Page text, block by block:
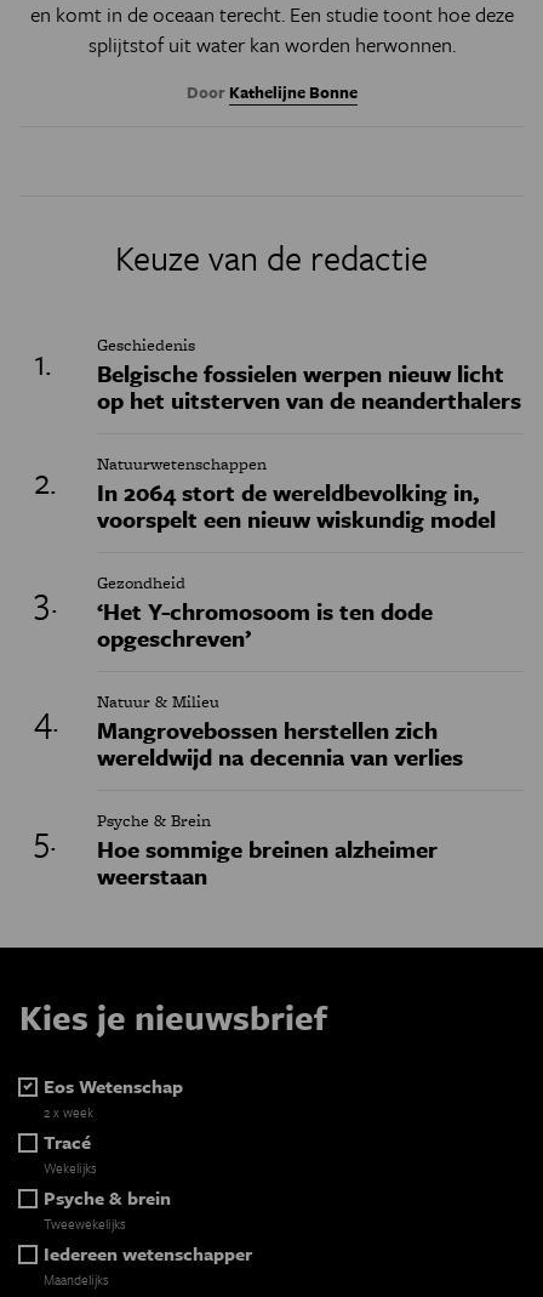
en komt in de oceaan terecht. Een studie toont hoe deze
splijtstof uit water kan worden herwonnen.
Door Kathelijne Bonne
Keuze van de redactie
Geschiedenis
Belgische fossielen werpen nieuw licht
op het uitsterven van de neanderthalers
Natuurwetenschappen
In 2064 stort de wereldbevolking in,
voorspelt een nieuw wiskundig model
Gezondheid
‘Het Y-chromosoom is ten dode
opgeschreven’
Natuur & Milieu
Mangrovebossen herstellen zich
wereldwijd na decennia van verlies
Psyche & Brein
Hoe sommige breinen alzheimer
weerstaan
Kies je nieuwsbrief
Eos Wetenschap
2 x week
Tracé
Wekelijks
Psyche & brein
Tweewekelijks
Iedereen wetenschapper
Maandelijks